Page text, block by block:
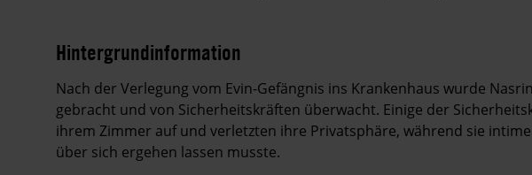
Hintergrundinformation
Hintergrund
Nach der Verlegung vom Evin-Gefängnis ins Krankenhaus wurde
gebracht und von Sicherheitskräften überwacht. Einige der
ihrem Zimmer auf und verletzten ihre Privatsphäre, während sie
über sich ergehen lassen musste.